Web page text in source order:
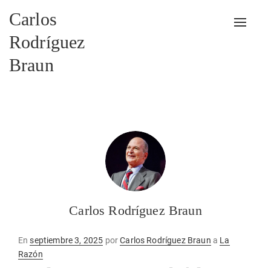
Carlos
Rodríguez
Braun
Carlos Rodríguez Braun
EnPublicado
en
septiembre 3, 2025 porCarlos Rodríguez Braun a La
Razón